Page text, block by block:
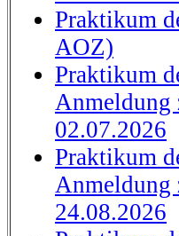
Praktikum
AOZ)
Praktikum
02.07.2026
Praktikum
24.08.2026